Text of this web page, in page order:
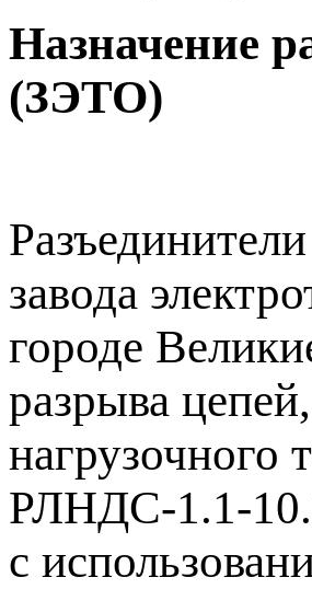
Назначение
(ЗЭТО)
завода
городе
разрыва
нагрузочного
РЛНДС-1.1-
с